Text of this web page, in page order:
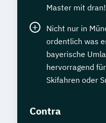
Master mit dran!
Nicht nur in
ordentlich was
bayerische
hervorragend
Skifahren oder
Contra